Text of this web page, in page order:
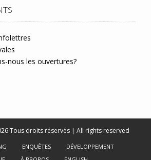
nous les ouvertures?
Tous droits réservés | All rights reserved
ENQUÊTES
DÉVELOPPEMENT